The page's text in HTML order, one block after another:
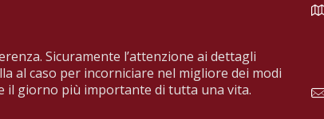
Sicuramente l’attenzione ai dettagli
al caso per incorniciare nel migliore dei modi
il giorno più importante di tutta una vita.